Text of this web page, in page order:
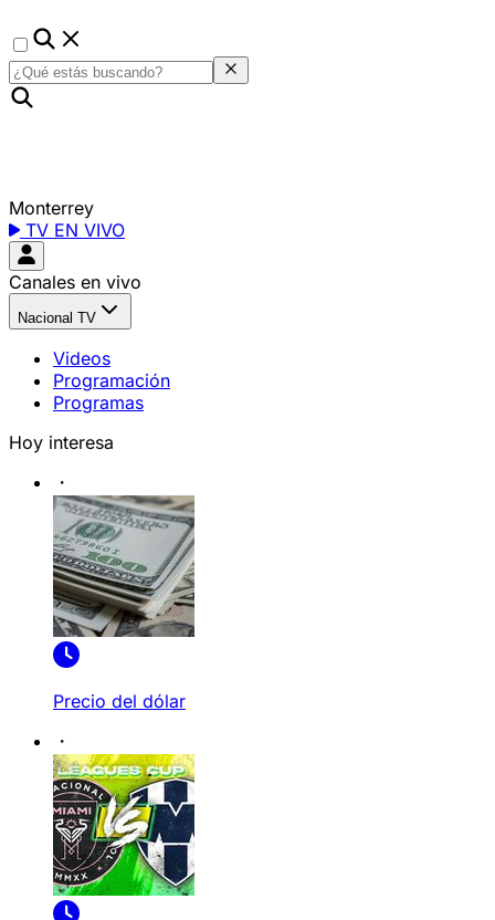
Monterrey
TV EN VIVO
Canales en vivo
Nacional TV
Videos
Programación
Programas
Hoy interesa
Precio del dólar